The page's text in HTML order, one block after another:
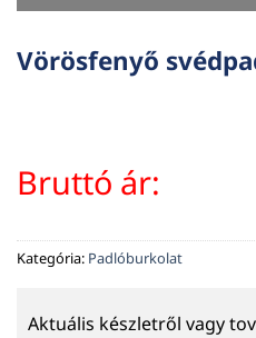
Vörösfenyő
Bruttó ár:
Kategória: Padlóburkolat
Aktuális készletről vagy